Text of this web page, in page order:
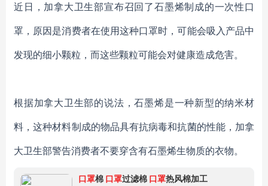
近日，加拿大卫生部宣布召回了石墨烯制成的一次性口
罩，原因是消费者在使用这种口罩时，可能会吸入产品中
发现的细小颗粒，而这些颗粒可能会对健康造成危害。
根据加拿大卫生部的说法，石墨烯是一种新型的纳米材
料，这种材料制成的物品具有抗病毒和抗菌的性能，加拿
大卫生部警告消费者不要穿含有石墨烯生物质的衣物。
口罩棉 口罩过滤棉 口罩热风棉加工